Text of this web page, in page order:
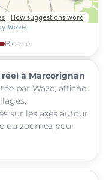
Bloqué
à Marcorignan
par Waze, affiche
sur les axes autour
ou zoomez pour